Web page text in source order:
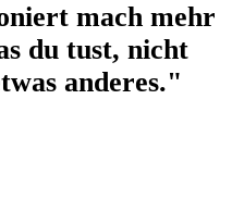
mach mehr
du tust, nicht
anderes."